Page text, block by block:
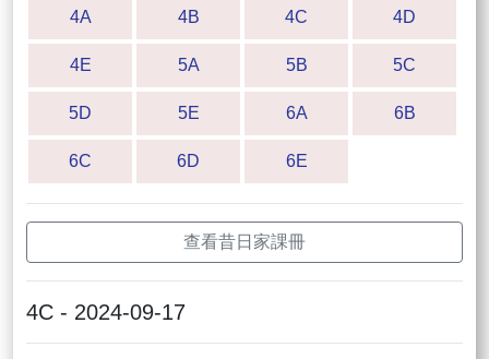
4A 4B 4C 4D
4E 5A 5B 5C
5D 5E 6A 6B
6C 6D 6E
查看昔日家課冊
4C - 2024-09-17